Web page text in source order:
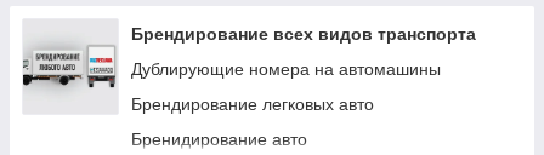
Гардеробные номерки
Таблички с графиком работы
Брендирование всех видов транспорта
Дублирующие номера на автомашины
Брендирование легковых авто
Бренидирование авто